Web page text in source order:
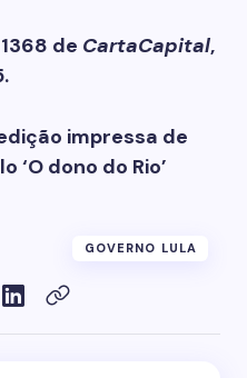
de CartaCapital,
impressa de
‘O dono do Rio’
GOVERNO LULA